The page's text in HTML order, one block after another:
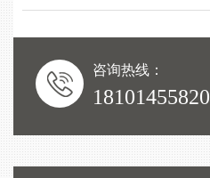
咨询热线：
18101455820